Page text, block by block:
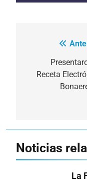
entradas
Receta
Noticias
La